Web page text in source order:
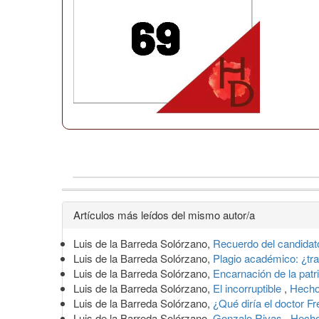
Detalles
del
artículo
Artículos más leídos del mismo autor/a
Luis de la Barreda Solórzano, Recuerdo del
Luis de la Barreda Solórzano, Plagio académico:
Luis de la Barreda Solórzano, Encarnación de la
Luis de la Barreda Solórzano, El incorruptible ,
Luis de la Barreda Solórzano, ¿Qué diría el doctor